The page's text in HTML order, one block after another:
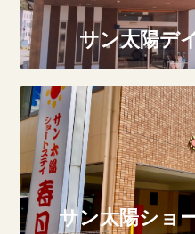
サン太陽デ
サン太陽ショ